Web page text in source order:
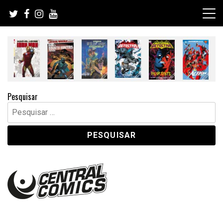
content
Pesquisar
Pesquisar
por: